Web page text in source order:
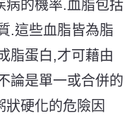
病的機率.血脂包括
.這些血脂皆為脂
脂蛋白,才可藉由
論是單一或合併的
狀硬化的危險因